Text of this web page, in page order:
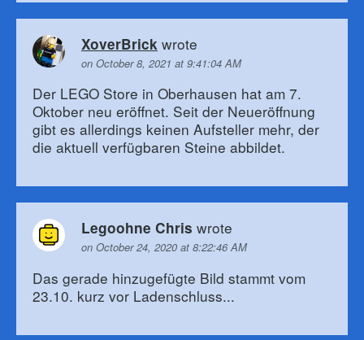
XoverBrick wrote
on October 8, 2021 at 9:41:04 AM
Der LEGO Store in Oberhausen hat am 7.
Oktober neu eröffnet. Seit der Neueröffnung
gibt es allerdings keinen Aufsteller mehr, der
die aktuell verfügbaren Steine abbildet.
Legoohne Chris wrote
on October 24, 2020 at 8:22:46 AM
Das gerade hinzugefügte Bild stammt vom
23.10. kurz vor Ladenschluss...